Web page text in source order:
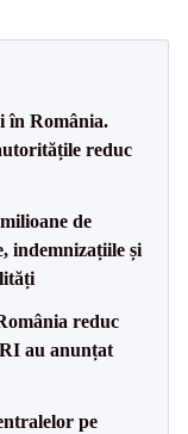
în România.
reduc
de
indemnizațiile și
reduc
au anunțat
pe